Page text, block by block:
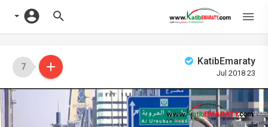
KatibEmaraty
23 Jul 2018
7
Player